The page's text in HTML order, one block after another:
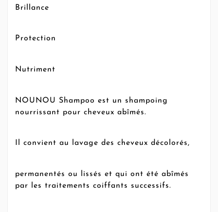
Brillance
Protection
Nutriment
NOUNOU Shampoo est un shampoing
nourrissant pour cheveux abîmés.
Il convient au lavage des cheveux décolorés,
permanentés ou lissés et qui ont été abîmés
par les traitements coiffants successifs.